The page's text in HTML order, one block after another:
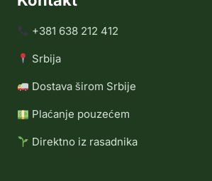
+381 638 212 412
Srbija
Dostava širom Srbije
Plaćanje pouzećem
Direktno iz rasadnika